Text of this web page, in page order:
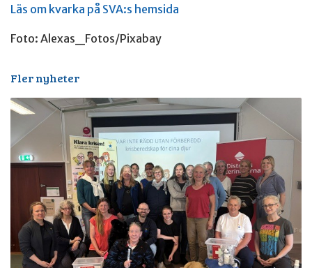
Läs om kvarka på SVA:s hemsida
Foto: Alexas_Fotos/Pixabay
Fler nyheter